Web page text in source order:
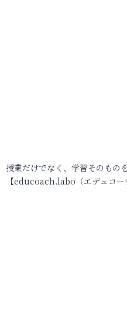
授業だけでなく、学習そのもの
【educoach.labo（エデュコ